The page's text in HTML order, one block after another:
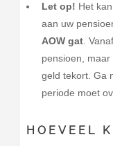
Let op! Het
aan uw
AOW gat.
pensioen, maar
geld tekort. Ga
periode moet
HOEVEEL